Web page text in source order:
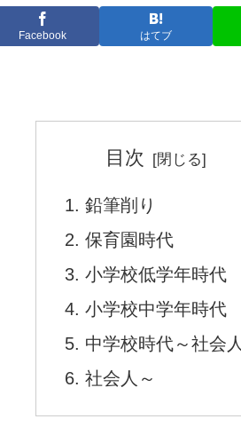
Facebook はてブ
目次
鉛筆削り
保育園時代
小学校低学年時代
小学校中学年時代
中学校時代～社会人
社会人～